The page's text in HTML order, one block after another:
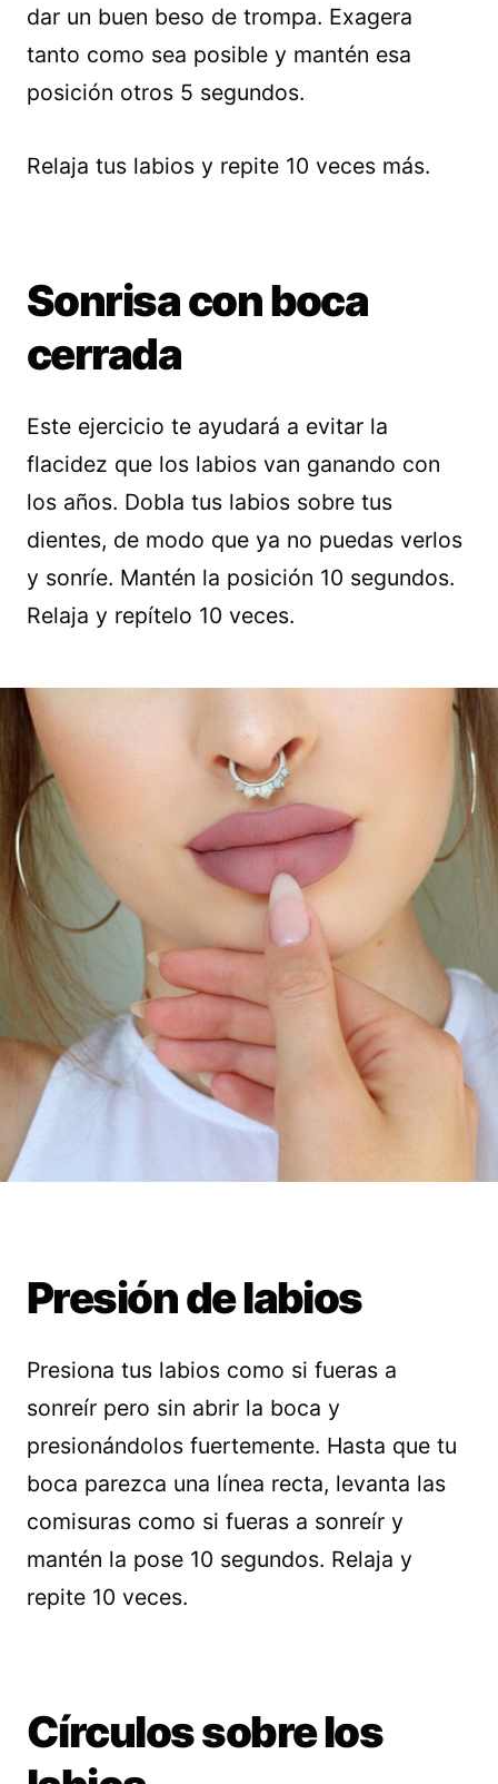
dar un buen beso de trompa. Exagera
tanto como sea posible y mantén esa
posición otros 5 segundos.
Relaja tus labios y repite 10 veces más.
Sonrisa con boca
cerrada
Este ejercicio te ayudará a evitar la
flacidez que los labios van ganando con
los años. Dobla tus labios sobre tus
dientes, de modo que ya no puedas verlos
y sonríe. Mantén la posición 10 segundos.
Relaja y repítelo 10 veces.
Presión de labios
Presiona tus labios como si fueras a
sonreír pero sin abrir la boca y
presionándolos fuertemente. Hasta que tu
boca parezca una línea recta, levanta las
comisuras como si fueras a sonreír y
mantén la pose 10 segundos. Relaja y
repite 10 veces.
Círculos sobre los